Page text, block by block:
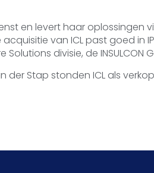
en levert haar oplossingen
van ICL past goed in
divisie, de INSULCON
der Stap stonden ICL als